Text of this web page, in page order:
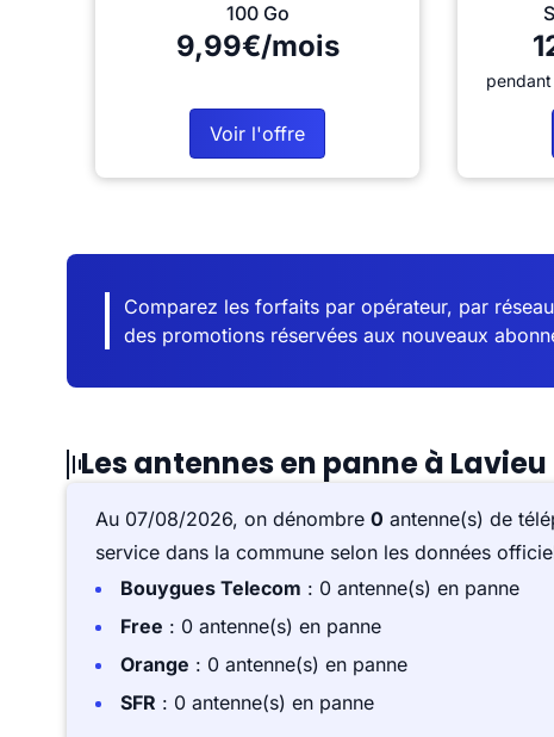
100 Go
9,99€/mois
Voir l'offre
Comparez les forfaits par opérateur, par
des promotions réservées aux nouveaux
Les antennes en panne à Lavieu
Au 07/08/2026, on dénombre 0 antenne(s) de
service dans la commune selon les données
Bouygues Telecom : 0 antenne(s) en panne
Free : 0 antenne(s) en panne
Orange : 0 antenne(s) en panne
SFR : 0 antenne(s) en panne